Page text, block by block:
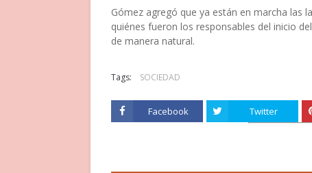
Gómez agregó que ya están en marcha las
quiénes fueron los responsables del inicio
de manera natural.
Tags: SOCIEDAD
Facebook Twitter